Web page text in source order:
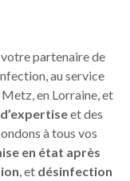
partenaire de
au service
en Lorraine, et
et des
à tous vos
en état après
, et désinfection